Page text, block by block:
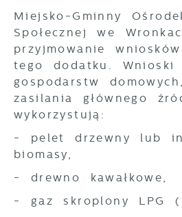
Miejsko-Gminny
Społecznej we
przyjmowanie
tego dodatku. Wnioski
gospodarstw
zasilania głównego
wykorzystują:
- pelet drzewny lub
biomasy,
- drewno kawałkowe,
- gaz skroplony LPG
popularności wśród
Zgromadzone informacje
w formie
zgody na analityczne
gwarantuje dostępność
funkcjonalności.
prezentujemy Ci
aktualności na stronach
Promocyjne pliki cookies
prezentowania Ci naszych
podstawie analizy Twoich
Twoich zwyczajów
witryny internetowej.
mogą pojawić się na
trzecich lub firm
partnerami oraz innych
Firmy te działają w
pośredników
postaci wiadomości,
Więcej